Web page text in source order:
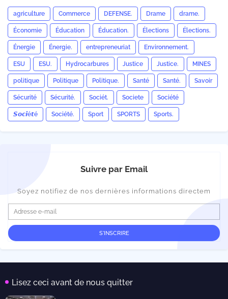
agriculture Commerce DEFENSE. Drame drame.
Économie Éducation Éducation. Élections Élections.
Énergie Énergie. entrepreneuriat Environnement.
ESU ESU. Hydrocarbures Justice Justice. MINES
politique Politique Politique. Santé Santé. Savoir
Sécurité Sécurité. Sociét. Societe Société
𝙎𝙤𝙘𝙞é𝙩é Société. Sport SPORTS Sports.
Suivre par Email
Soyez notifiez de nos dernières informations directem
Lisez ceci avant de nous quitter